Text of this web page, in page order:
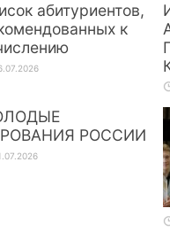
абитуриентов,
к
РОССИИ